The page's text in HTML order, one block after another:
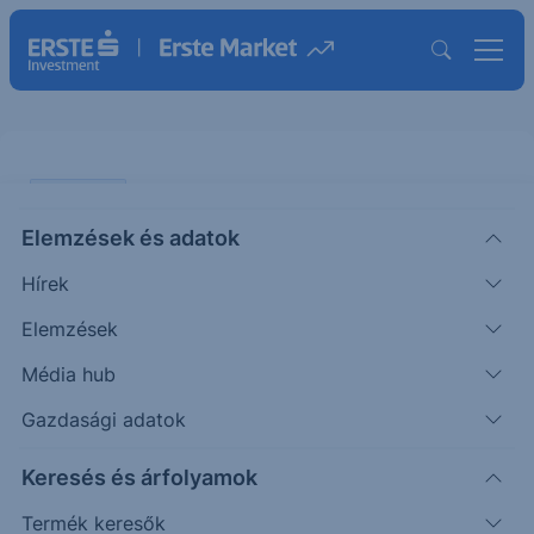
Elemzések és adatok
Hírek
Elemzések
Média hub
Gazdasági adatok
Keresés és árfolyamok
Termék keresők
arany
Az arany ára stabilizálódott, miután előző nap
közel 2%-ot esett, főként a kötvénypiaci hozamok